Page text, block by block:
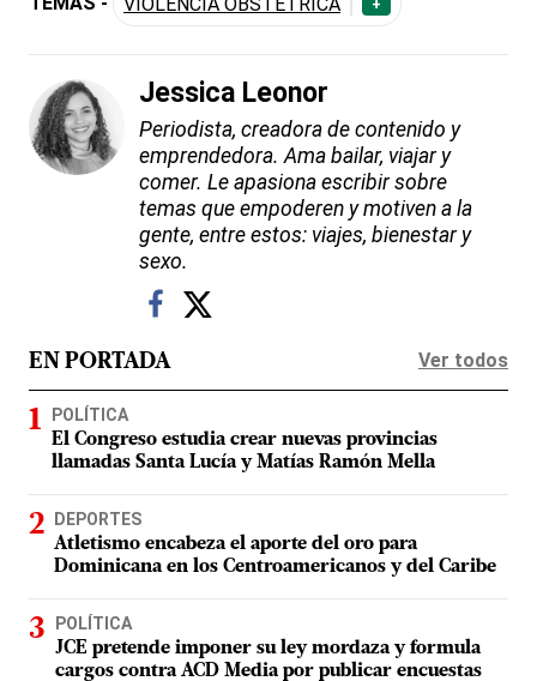
+
Jessica Leonor
Periodista, creadora de contenido y
emprendedora. Ama bailar, viajar y
comer. Le apasiona escribir sobre
temas que empoderen y motiven a la
gente, entre estos: viajes, bienestar y
sexo.
EN PORTADA Ver todos
POLÍTICA
El Congreso estudia crear nuevas provincias
llamadas Santa Lucía y Matías Ramón Mella
DEPORTES
Atletismo encabeza el aporte del oro para
Dominicana en los Centroamericanos y del Caribe
POLÍTICA
JCE pretende imponer su ley mordaza y formula
cargos contra ACD Media por publicar encuestas